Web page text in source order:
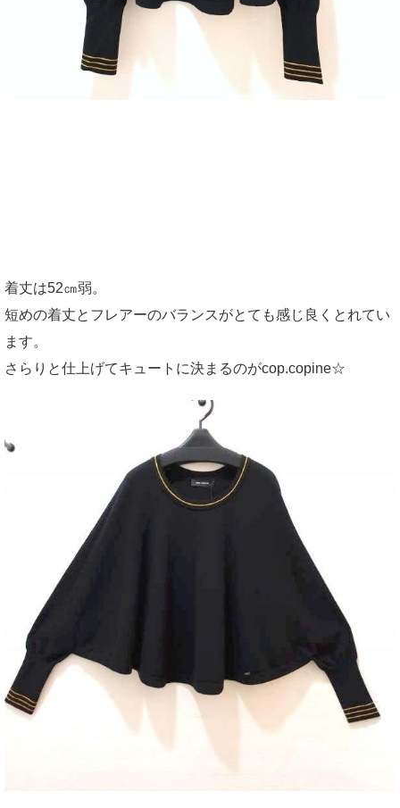
着丈は52㎝弱。
短めの着丈とフレアーのバランスがとても感じ良くとれてい
ます。
さらりと仕上げてキュートに決まるのがcop.copine☆